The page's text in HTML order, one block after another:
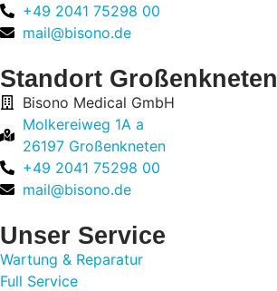
+49 2041 75298 00
mail@bisono.de
Standort Großenkneten
Bisono Medical GmbH
Molkereiweg 1A a
26197 Großenkneten
+49 2041 75298 00
mail@bisono.de
Unser Service
Wartung & Reparatur
Full Service